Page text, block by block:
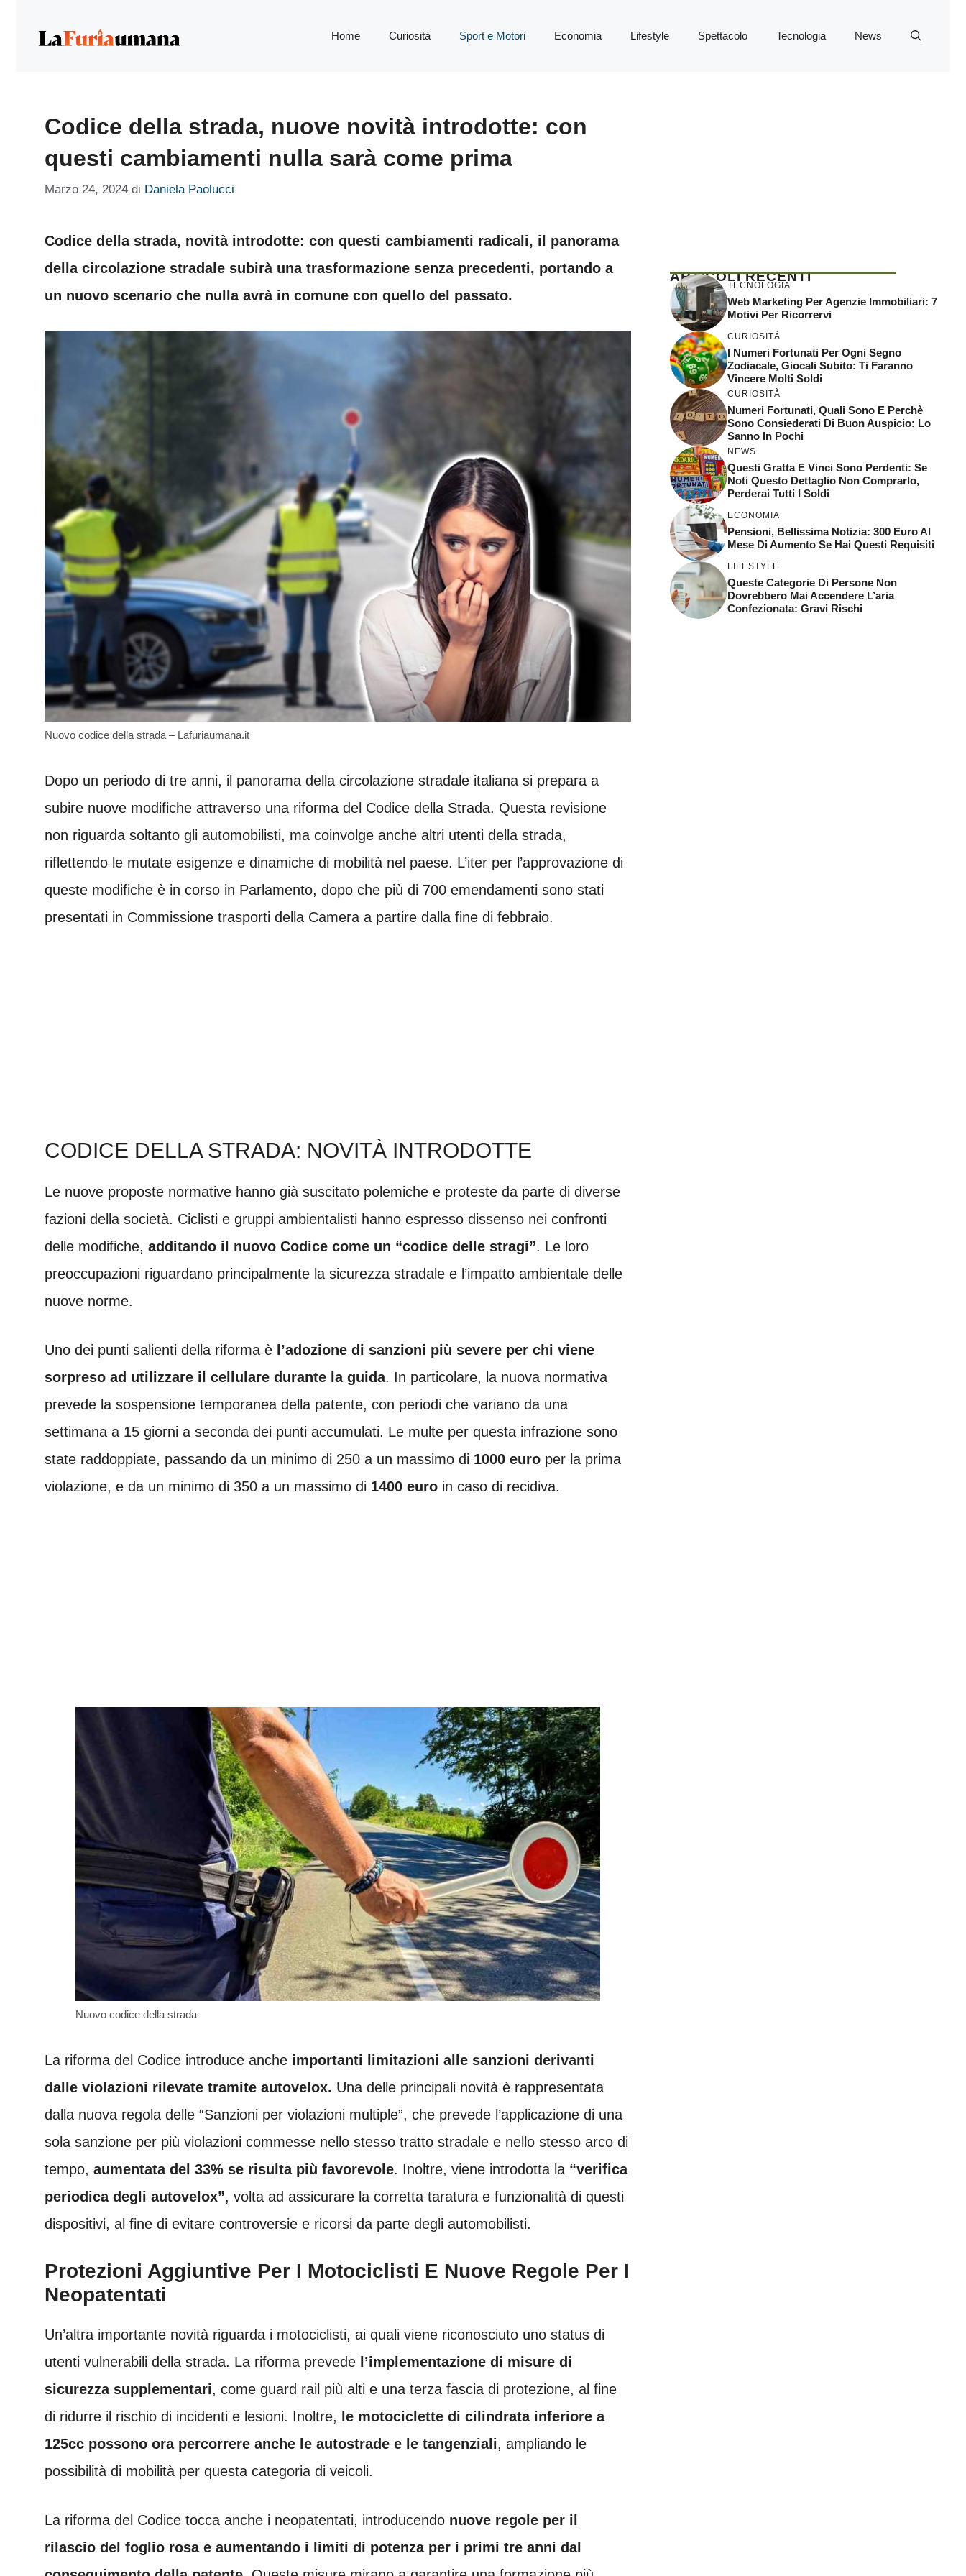
Home Curiosità Sport e Motori Economia Lifestyle Spettacolo Tecnologia News
Codice della strada, nuove novità introdotte: con
questi cambiamenti nulla sarà come prima
Marzo 24, 2024 di Daniela Paolucci
Codice della strada, novità introdotte: con questi cambiamenti radicali, il panorama
della circolazione stradale subirà una trasformazione senza precedenti, portando a
un nuovo scenario che nulla avrà in comune con quello del passato.
Nuovo codice della strada – Lafuriaumana.it
Dopo un periodo di tre anni, il panorama della circolazione stradale italiana si prepara a
subire nuove modifiche attraverso una riforma del Codice della Strada. Questa revisione
non riguarda soltanto gli automobilisti, ma coinvolge anche altri utenti della strada,
riflettendo le mutate esigenze e dinamiche di mobilità nel paese. L’iter per l’approvazione di
queste modifiche è in corso in Parlamento, dopo che più di 700 emendamenti sono stati
presentati in Commissione trasporti della Camera a partire dalla fine di febbraio.
CODICE DELLA STRADA: NOVITÀ INTRODOTTE
Le nuove proposte normative hanno già suscitato polemiche e proteste da parte di diverse
fazioni della società. Ciclisti e gruppi ambientalisti hanno espresso dissenso nei confronti
delle modifiche, additando il nuovo Codice come un “codice delle stragi”. Le loro
preoccupazioni riguardano principalmente la sicurezza stradale e l’impatto ambientale delle
nuove norme.
Uno dei punti salienti della riforma è l’adozione di sanzioni più severe per chi viene
sorpreso ad utilizzare il cellulare durante la guida. In particolare, la nuova normativa
prevede la sospensione temporanea della patente, con periodi che variano da una
settimana a 15 giorni a seconda dei punti accumulati. Le multe per questa infrazione sono
state raddoppiate, passando da un minimo di 250 a un massimo di 1000 euro per la prima
violazione, e da un minimo di 350 a un massimo di 1400 euro in caso di recidiva.
Nuovo codice della strada
La riforma del Codice introduce anche importanti limitazioni alle sanzioni derivanti
dalle violazioni rilevate tramite autovelox. Una delle principali novità è rappresentata
dalla nuova regola delle “Sanzioni per violazioni multiple”, che prevede l’applicazione di una
sola sanzione per più violazioni commesse nello stesso tratto stradale e nello stesso arco di
tempo, aumentata del 33% se risulta più favorevole. Inoltre, viene introdotta la “verifica
periodica degli autovelox”, volta ad assicurare la corretta taratura e funzionalità di questi
dispositivi, al fine di evitare controversie e ricorsi da parte degli automobilisti.
Protezioni Aggiuntive Per I Motociclisti E Nuove Regole Per I
Neopatentati
Un’altra importante novità riguarda i motociclisti, ai quali viene riconosciuto uno status di
utenti vulnerabili della strada. La riforma prevede l’implementazione di misure di
sicurezza supplementari, come guard rail più alti e una terza fascia di protezione, al fine
di ridurre il rischio di incidenti e lesioni. Inoltre,
le motociclette di cilindrata inferiore a
125cc possono ora percorrere anche le autostrade e le tangenziali, ampliando le
possibilità di mobilità per questa categoria di veicoli.
La riforma del Codice tocca anche i neopatentati, introducendo nuove regole per il
rilascio del foglio rosa e aumentando i limiti di potenza per i primi tre anni dal
ARTICOLI RECENTI
TECNOLOGIA
Web Marketing Per Agenzie Immobiliari: 7
Motivi Per Ricorrervi
CURIOSITÀ
I Numeri Fortunati Per Ogni Segno
Zodiacale, Giocali Subito: Ti Faranno
Vincere Molti Soldi
CURIOSITÀ
Numeri Fortunati, Quali Sono E Perchè
Sono Consiederati Di Buon Auspicio: Lo
Sanno In Pochi
NEWS
Questi Gratta E Vinci Sono Perdenti: Se
Noti Questo Dettaglio Non Comprarlo,
Perderai Tutti I Soldi
ECONOMIA
Pensioni, Bellissima Notizia: 300 Euro Al
Mese Di Aumento Se Hai Questi Requisiti
LIFESTYLE
Queste Categorie Di Persone Non
Dovrebbero Mai Accendere L’aria
Confezionata: Gravi Rischi